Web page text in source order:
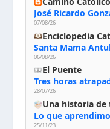
07/08/26
Enciclopedia
06/08/26
El Puente
Tres horas
28/07/26
Una historia de
Lo que
25/11/23